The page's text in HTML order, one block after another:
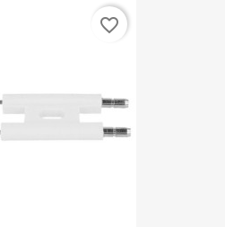
favorite_border